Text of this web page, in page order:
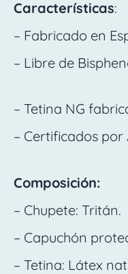
Características:
– Fabricado en
– Libre de
– Tetina NG
– Certificados por
Composición:
– Chupete: Tritán.
– Capuchón
– Tetina: Látex